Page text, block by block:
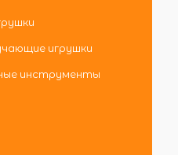
игрушки
инструменты